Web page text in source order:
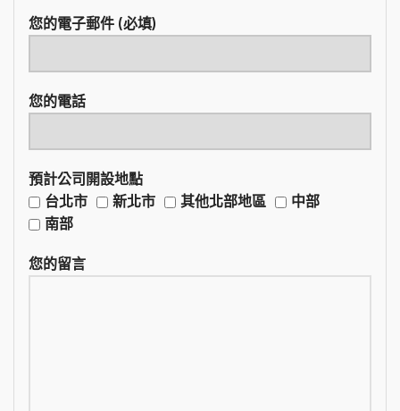
您的電子郵件 (必填)
您的電話
預計公司開設地點
台北市
新北市 其他北部地區
中部
南部
您的留言